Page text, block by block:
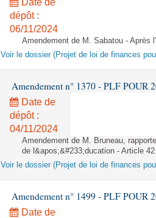
Date de
dépôt :
06/11/2024
Amendement de M. Sabatou - Après
Voir le dossier (Projet de loi de finances
Amendement n° 1370 - PLF POUR
Date de
dépôt :
04/11/2024
Amendement de M. Bruneau,
de l&apos;&#233;ducation - Article
Voir le dossier (Projet de loi de finances
Amendement n° 1499 - PLF POUR
Date de